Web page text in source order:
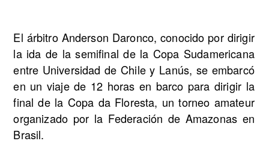
El árbitro Anderson Daronco, conocido por dirigir
la ida de la semifinal de la Copa Sudamericana
entre Universidad de Chile y Lanús, se embarcó
en un viaje de 12 horas en barco para dirigir la
final de la Copa da Floresta, un torneo amateur
organizado por la Federación de Amazonas en
Brasil.